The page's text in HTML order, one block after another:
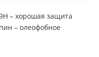
– хорошая защита
– олеофобное